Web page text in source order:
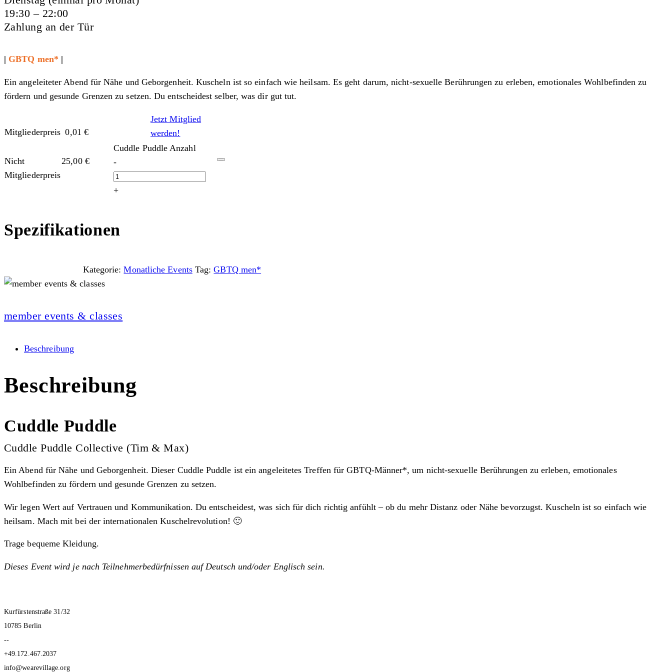
19:30 – 22:00
Zahlung an der Tür
| GBTQ men* |
Ein angeleiteter Abend für Nähe und Geborgenheit. Kuscheln ist so einfach wie heilsam. Es geht darum, nicht-sexuelle Berührungen zu erleben, emotionales Wohlbefinden zu
fördern und gesunde Grenzen zu setzen. Du entscheidest selber, was dir gut tut.
Mitgliederpreis 0,01 €
Jetzt Mitglied
werden!
Nicht
Mitgliederpreis
25,00 €
Cuddle Puddle Anzahl
-
+
Spezifikationen
Kategorie: Monatliche Events Tag: GBTQ men*
member events & classes
Beschreibung
Beschreibung
Cuddle Puddle
Cuddle Puddle Collective (Tim & Max)
Ein Abend für Nähe und Geborgenheit. Dieser Cuddle Puddle ist ein angeleitetes Treffen für GBTQ-Männer*, um nicht-sexuelle Berührungen zu erleben, emotionales
Wohlbefinden zu fördern und gesunde Grenzen zu setzen.
Wir legen Wert auf Vertrauen und Kommunikation. Du entscheidest, was sich für dich richtig anfühlt – ob du mehr Distanz oder Nähe bevorzugst. Kuscheln ist so einfach wie
heilsam. Mach mit bei der internationalen Kuschelrevolution! 🙂
Trage bequeme Kleidung.
Dieses Event wird je nach Teilnehmerbedürfnissen auf Deutsch und/oder Englisch sein.
Kurfürstenstraße 31/32
10785 Berlin
--
+49.172.467.2037
info@wearevillage.org